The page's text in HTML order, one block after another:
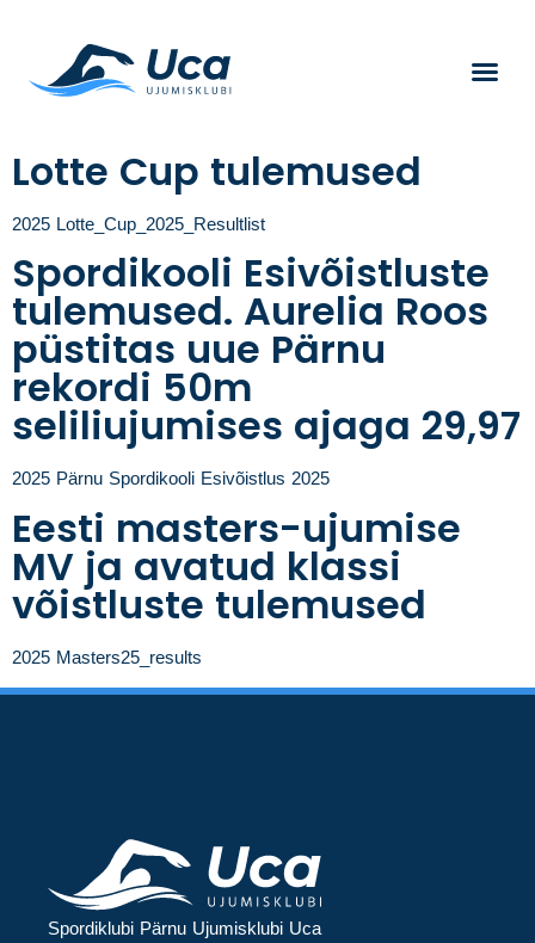
Lotte Cup tulemused
2025 Lotte_Cup_2025_Resultlist
Spordikooli Esivõistluste
tulemused. Aurelia Roos
püstitas uue Pärnu
rekordi 50m
seliliujumises ajaga 29,97
2025 Pärnu Spordikooli Esivõistlus 2025
Eesti masters-ujumise
MV ja avatud klassi
võistluste tulemused
2025 Masters25_results
Spordiklubi Pärnu Ujumisklubi Uca